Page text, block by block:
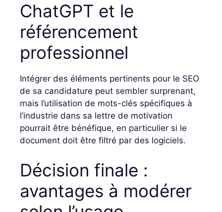
ChatGPT et le
référencement
professionnel
Intégrer des éléments pertinents pour le SEO
de sa candidature peut sembler surprenant,
mais l’utilisation de mots-clés spécifiques à
l’industrie dans sa lettre de motivation
pourrait être bénéfique, en particulier si le
document doit être filtré par des logiciels.
Décision finale :
avantages à modérer